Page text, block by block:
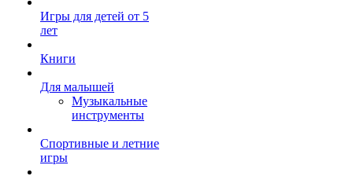
Игры для детей от 5
лет
Книги
Для малышей
Музыкальные
инструменты
Спортивные и летние
игры